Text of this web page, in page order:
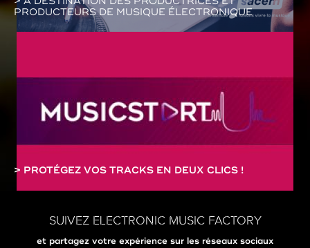
PRODUCTEURS DE MUSIQUE ÉLECTRONIQUE
> PROTÉGEZ VOS TRACKS EN DEUX CLICS !
SUIVEZ ELECTRONIC MUSIC FACTORY
et partagez votre expérience sur les réseaux sociaux